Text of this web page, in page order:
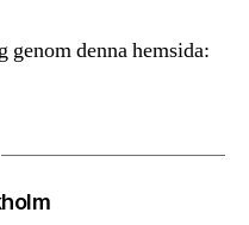
denna hemsida: